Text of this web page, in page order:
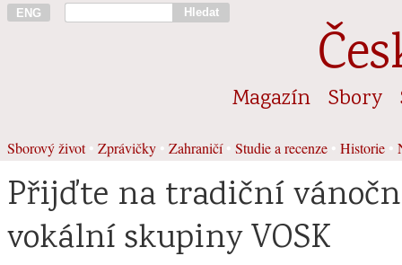
ENG Hledat
Magazín Sbory
Sborový život• Zprávičky Zahraničí• Studie a recenze Historie
Přijďte na tradiční
vokální skupiny VOSK